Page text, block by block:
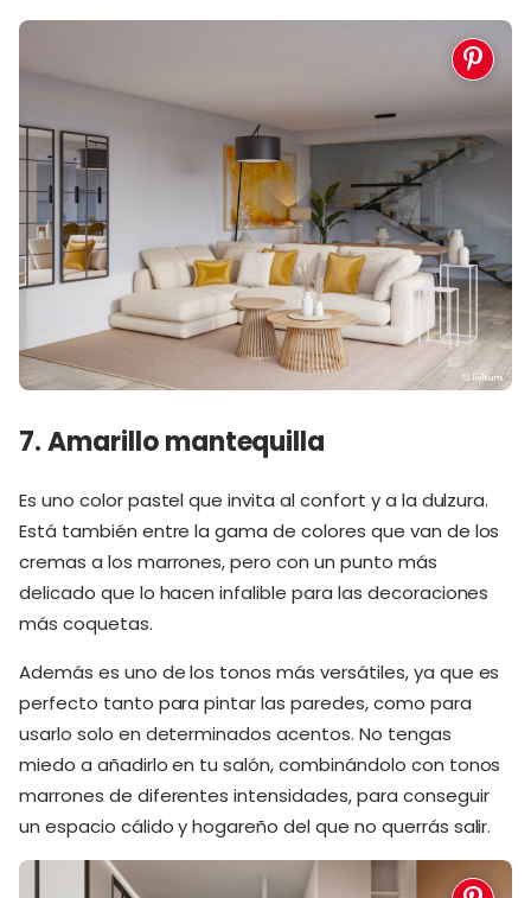
7. Amarillo mantequilla
Es uno color pastel que invita al confort y a la dulzura.
Está también entre la gama de colores que van de los
cremas a los marrones, pero con un punto más
delicado que lo hacen infalible para las decoraciones
más coquetas.
Además es uno de los tonos más versátiles, ya que es
perfecto tanto para pintar las paredes, como para
usarlo solo en determinados acentos. No tengas
miedo a añadirlo en tu salón, combinándolo con tonos
marrones de diferentes intensidades, para conseguir
un espacio cálido y hogareño del que no querrás salir.